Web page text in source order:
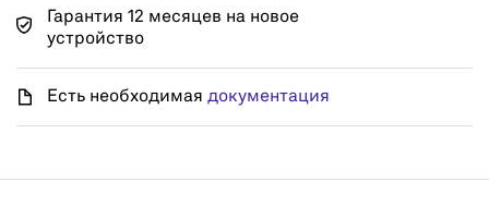
Гарантия 12 месяцев на новое
устройство
Есть необходимая документация